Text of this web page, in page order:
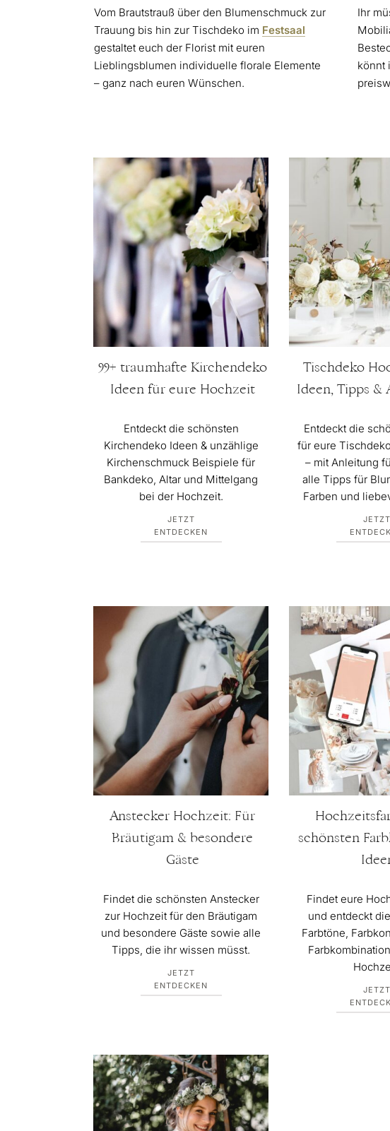
Vom Brautstrauß über den Blumenschmuck zur
Trauung bis hin zur Tischdeko im Festsaal
gestaltet euch der Florist mit euren
Lieblingsblumen individuelle florale Elemente
– ganz nach euren Wünschen.
Ihr
könnt
99+ traumhafte Kirchendeko
Ideen für eure Hochzeit
Entdeckt die schönsten
Kirchendeko Ideen & unzählige
Kirchenschmuck Beispiele für
Bankdeko, Altar und Mittelgang
bei der Hochzeit.
JETZT
ENTDECKEN
Tischdeko
Ideen, Tipps &
Entdeckt die
für eure
– mit Anleitung
alle Tipps für
Farben und
JETZT
Anstecker Hochzeit: Für
Bräutigam & besondere
Gäste
Findet die schönsten Anstecker
zur Hochzeit für den Bräutigam
und besondere Gäste sowie alle
Tipps, die ihr wissen müsst.
JETZT
ENTDECKEN
schönsten
Findet eure
und entdeckt
Farbtöne,
JETZT